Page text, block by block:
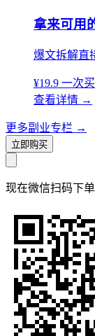
拿来可用
爆文拆解直
¥19.9 一次
查看详情 →
更多副业专栏 →
立即购买
现在微信扫码下单